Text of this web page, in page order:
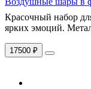
Красочный набор
ярких эмоций.
17500 ₽